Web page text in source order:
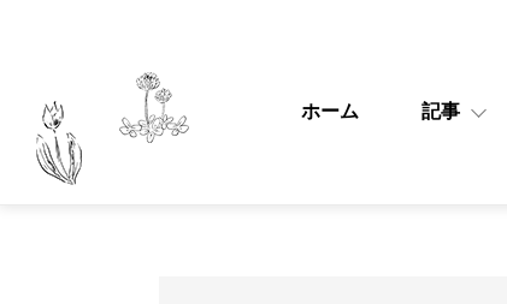
ホーム 記事